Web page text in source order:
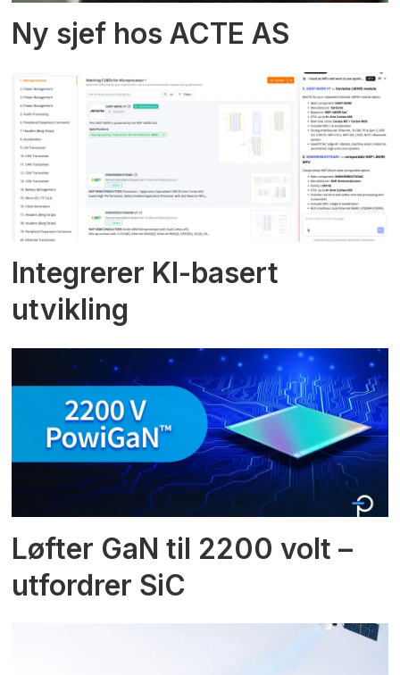
Ny sjef hos ACTE AS
Integrerer KI-basert
utvikling
Løfter GaN til 2200 volt –
utfordrer SiC